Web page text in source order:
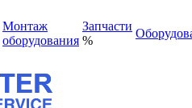
Монтаж
оборудования
Запчасти
%